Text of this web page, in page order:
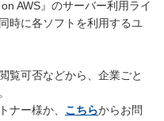
AWS』のサーバー利用ライ
時に各ソフトを利用するユ
覧可否などから、企業ごと
ナー様か、 こちらからお問